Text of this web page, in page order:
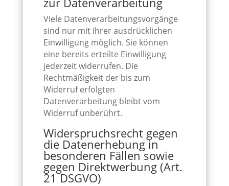
Viele Datenverarbeitungsvorgänge
sind nur mit Ihrer ausdrücklichen
Einwilligung möglich. Sie können
eine bereits erteilte Einwilligung
jederzeit widerrufen. Die
Rechtmäßigkeit der bis zum
Widerruf erfolgten
Datenverarbeitung bleibt vom
Widerruf unberührt.
Widerspruchsrecht gegen
die Datenerhebung in
besonderen Fällen sowie
gegen Direktwerbung (Art.
21 DSGVO)